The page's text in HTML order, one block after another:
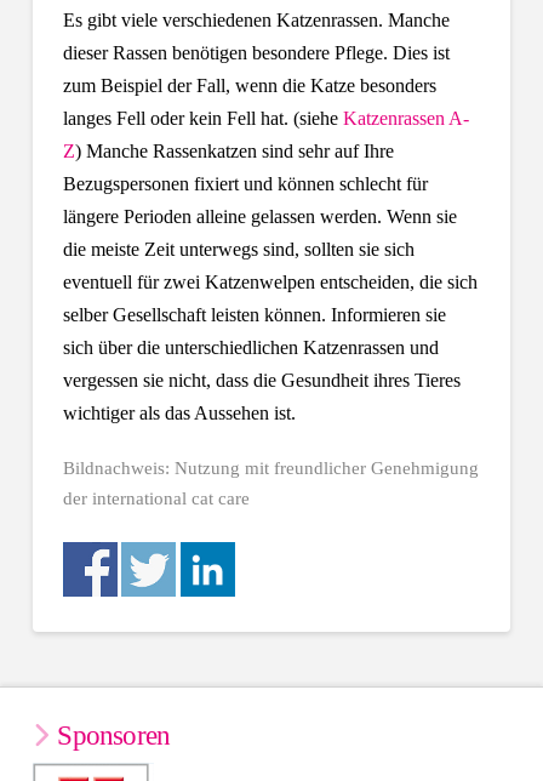
Es gibt viele verschiedenen Katzenrassen. Manche
dieser Rassen benötigen besondere Pflege. Dies ist
zum Beispiel der Fall, wenn die Katze besonders
langes Fell oder kein Fell hat. (siehe Katzenrassen A-
Z) Manche Rassenkatzen sind sehr auf Ihre
Bezugspersonen fixiert und können schlecht für
längere Perioden alleine gelassen werden. Wenn sie
die meiste Zeit unterwegs sind, sollten sie sich
eventuell für zwei Katzenwelpen entscheiden, die sich
selber Gesellschaft leisten können. Informieren sie
sich über die unterschiedlichen Katzenrassen und
vergessen sie nicht, dass die Gesundheit ihres Tieres
wichtiger als das Aussehen ist.
Bildnachweis: Nutzung mit freundlicher Genehmigung
der international cat care
Sponsoren